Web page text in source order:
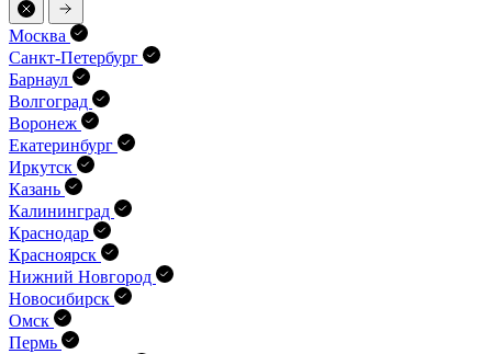
Москва
Санкт-Петербург
Барнаул
Волгоград
Воронеж
Екатеринбург
Иркутск
Казань
Калининград
Краснодар
Красноярск
Нижний Новгород
Новосибирск
Омск
Пермь